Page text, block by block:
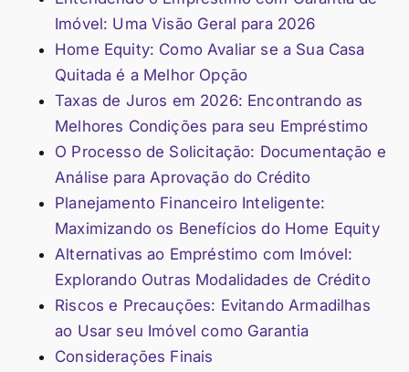
Imóvel: Uma Visão Geral para 2026
Home Equity: Como Avaliar se a Sua Casa
Quitada é a Melhor Opção
Taxas de Juros em 2026: Encontrando as
Melhores Condições para seu Empréstimo
O Processo de Solicitação: Documentação e
Análise para Aprovação do Crédito
Planejamento Financeiro Inteligente:
Maximizando os Benefícios do Home Equity
Alternativas ao Empréstimo com Imóvel:
Explorando Outras Modalidades de Crédito
Riscos e Precauções: Evitando Armadilhas
ao Usar seu Imóvel como Garantia
Considerações Finais